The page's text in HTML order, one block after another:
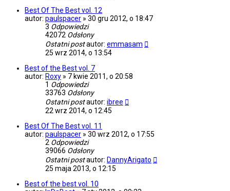
Best Of The Best vol. 12
autor: paulspacer » 30 gru 2012, o 18:47
3 Odpowiedzi
42072 Odsłony
Ostatni postautor: emmasam
25 wrz 2014, o 13:54
Best of the Best vol. 7
autor: Roxy » 7 kwie 2011, o 20:58
1 Odpowiedzi
33763 Odsłony
Ostatni postautor: ibree
22 wrz 2014, o 12:45
Best Of The Best vol. 11
autor: paulspacer » 30 wrz 2012, o 17:55
2 Odpowiedzi
39066 Odsłony
Ostatni postautor: DannyArigato
25 maja 2013, o 12:15
Best of the best vol. 10